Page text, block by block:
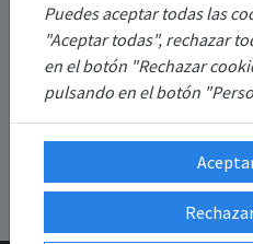
Sobre Nosotros
Puedes aceptar todas las
"Aceptar todas", rechazar
en el botón "Rechazar
pulsando en el botón